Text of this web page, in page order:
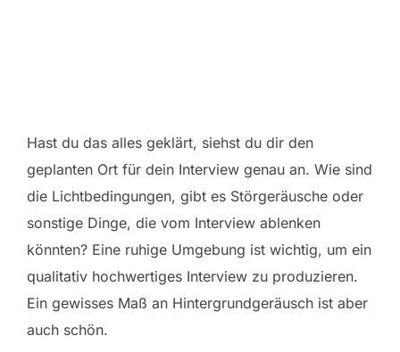
Hast du das alles geklärt, siehst du dir den
geplanten Ort für dein Interview genau an. Wie sind
die Lichtbedingungen, gibt es Störgeräusche oder
sonstige Dinge, die vom Interview ablenken
könnten? Eine ruhige Umgebung ist wichtig, um ein
qualitativ hochwertiges Interview zu produzieren.
Ein gewisses Maß an Hintergrundgeräusch ist aber
auch schön.